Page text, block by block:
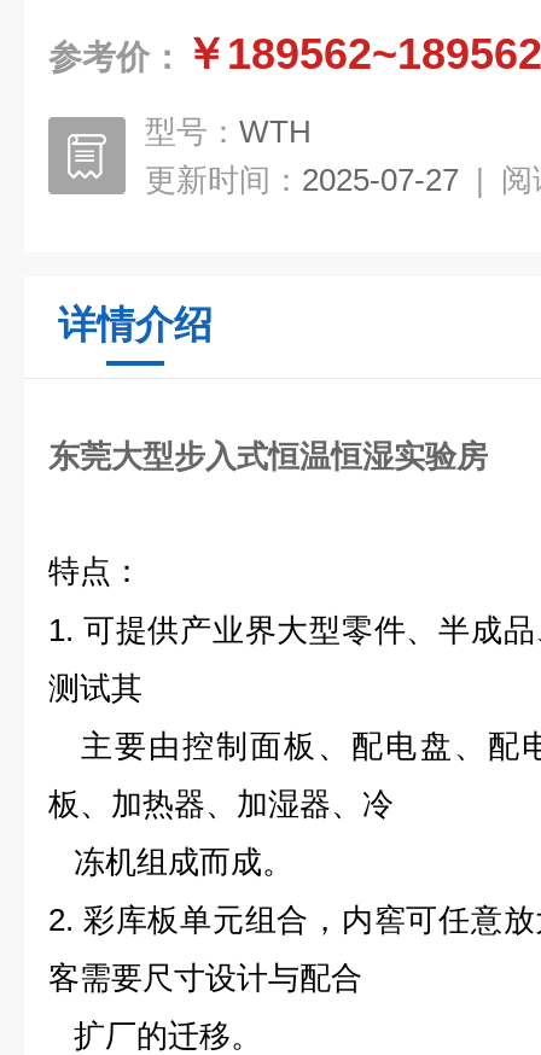
参考价： ￥189562~189562
型号： WTH
更新时间： 2025-07-27 | 阅
详情介绍
东莞大型步入式恒温恒湿实验房
特点：
1. 可提供产业界大型零件、半成
测试其
主要由控制面板、配电盘、配
板、加热器、加湿器、冷
冻机组成而成。
2. 彩库板单元组合，内窖可任意
客需要尺寸设计与配合
扩厂的迁移。